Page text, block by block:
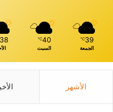
39
℃
الجمعة
40
℃
السبت
الأشهر